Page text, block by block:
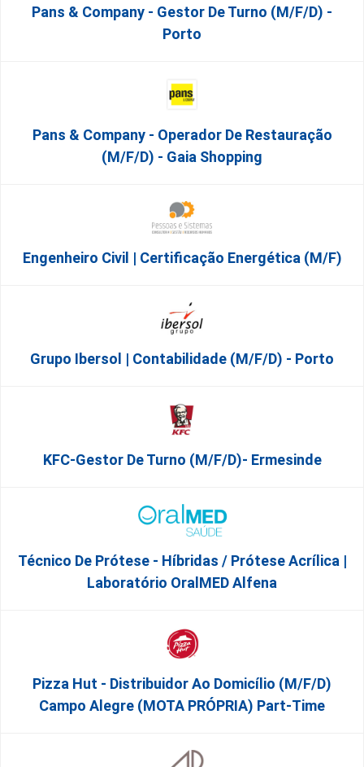
Pans & Company - Gestor De Turno (m/f/d) -
Porto
Pans & Company - Operador De Restauração
(m/f/d) - Gaia Shopping
Engenheiro Civil | Certificação Energética (m/f)
Grupo Ibersol | Contabilidade (m/f/d) - Porto
KFC-Gestor De Turno (m/f/d)- Ermesinde
Técnico De Prótese - Híbridas / Prótese Acrílica |
Laboratório OralMED Alfena
Pizza Hut - Distribuidor Ao Domicílio (m/f/d)
Campo Alegre (MOTA PRÓPRIA) Part-Time